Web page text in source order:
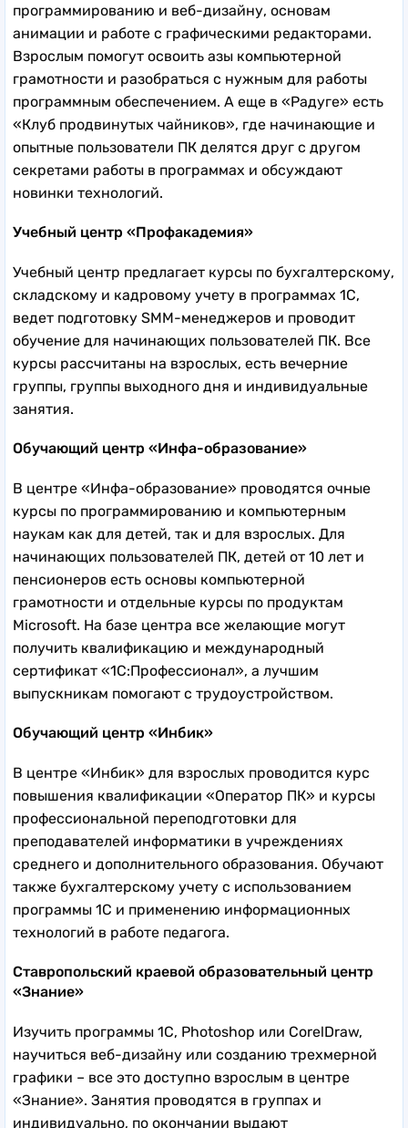
программированию и веб-дизайну, основам
анимации и работе с графическими редакторами.
Взрослым помогут освоить азы компьютерной
грамотности и разобраться с нужным для работы
программным обеспечением. А еще в «Радуге» есть
«Клуб продвинутых чайников», где начинающие и
опытные пользователи ПК делятся друг с другом
секретами работы в программах и обсуждают
новинки технологий.
Учебный центр «Профакадемия»
Учебный центр предлагает курсы по бухгалтерскому,
складскому и кадровому учету в программах 1С,
ведет подготовку SMM-менеджеров и проводит
обучение для начинающих пользователей ПК. Все
курсы рассчитаны на взрослых, есть вечерние
группы, группы выходного дня и индивидуальные
занятия.
Обучающий центр «Инфа-образование»
В центре «Инфа-образование» проводятся очные
курсы по программированию и компьютерным
наукам как для детей, так и для взрослых. Для
начинающих пользователей ПК, детей от 10 лет и
пенсионеров есть основы компьютерной
грамотности и отдельные курсы по продуктам
Microsoft. На базе центра все желающие могут
получить квалификацию и международный
сертификат «1С:Профессионал», а лучшим
выпускникам помогают с трудоустройством.
Обучающий центр «Инбик»
В центре «Инбик» для взрослых проводится курс
повышения квалификации «Оператор ПК» и курсы
профессиональной переподготовки для
преподавателей информатики в учреждениях
среднего и дополнительного образования. Обучают
также бухгалтерскому учету с использованием
программы 1С и применению информационных
технологий в работе педагога.
Ставропольский краевой образовательный центр
«Знание»
Изучить программы 1С, Photoshop или CorelDraw,
научиться веб-дизайну или созданию трехмерной
графики – все это доступно взрослым в центре
«Знание». Занятия проводятся в группах и
индивидуально, по окончании выдают